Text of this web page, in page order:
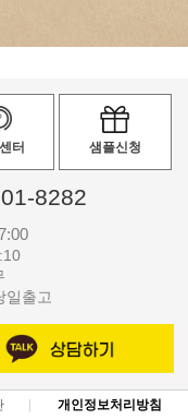
터 샘플신청
8282
일출고
개인정보처리방침